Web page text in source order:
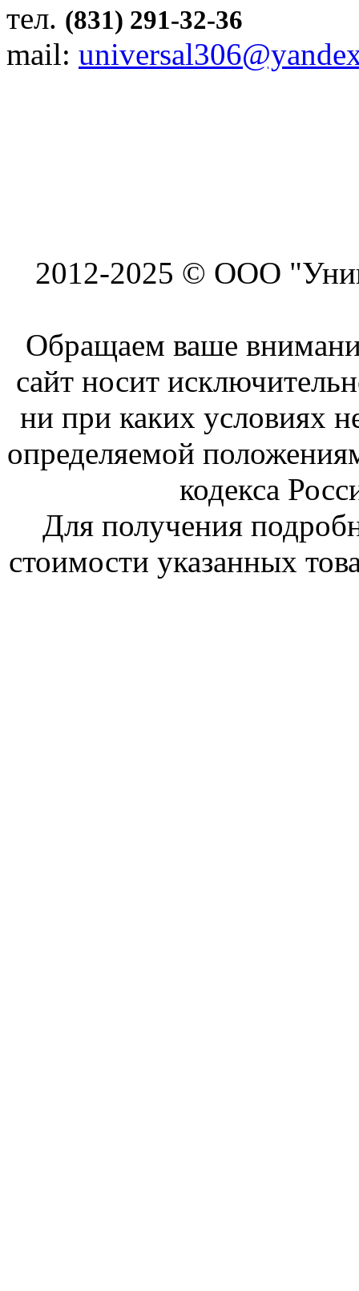
тел. (831) 291-32-36
mail:
2012-2025 © ООО
Обращаем ваше
сайт носит
ни при каких условиях
определяемой
кодекса
Для получения
стоимости указанных